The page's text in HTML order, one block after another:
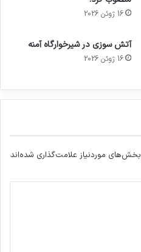
16 ژوئن 2026
آتش سوزی در شیرخوارگاه آمنه
16 ژوئن 2026
بخش‌های موردنیاز علامت‌گذاری شده‌اند